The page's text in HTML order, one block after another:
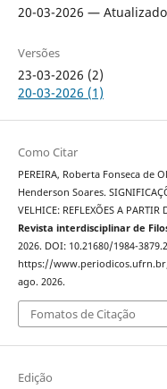
20-03-2026 —
Versões
23-03-2026 (2)
20-03-2026 (1)
Como Citar
PEREIRA, Roberta Fonseca de
Henderson Soares.
VELHICE: REFLEXÕES A PARTIR
Revista interdisciplinar de
2026. DOI: 10.21680/1984-
https://
ago. 2026.
Fomatos de Citação
Edição